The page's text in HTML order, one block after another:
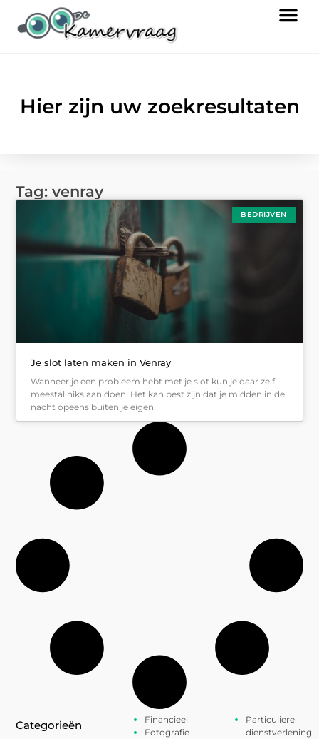
Hier zijn uw zoekresultaten
Tag: venray
BEDRIJVEN
Je slot laten maken in Venray
Wanneer je een probleem hebt met je slot kun je daar zelf
meestal niks aan doen. Het kan best zijn dat je midden in de
nacht opeens buiten je eigen
Categorieën
Financieel
Fotografie
Particuliere
dienstverlening